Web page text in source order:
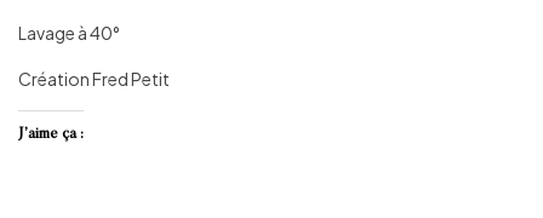
Lavage à 40°
Création Fred Petit
J’aime ça :